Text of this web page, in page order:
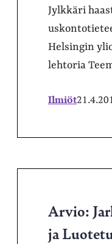
Jylkkäri
Helsingin
lehtoria
Ilmiöt
Arvio:
ja